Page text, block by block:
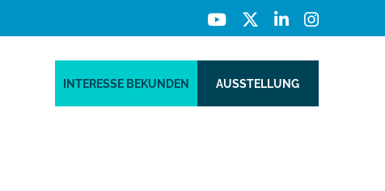
INTERESSE BEKUNDEN AUSSTELLUNG